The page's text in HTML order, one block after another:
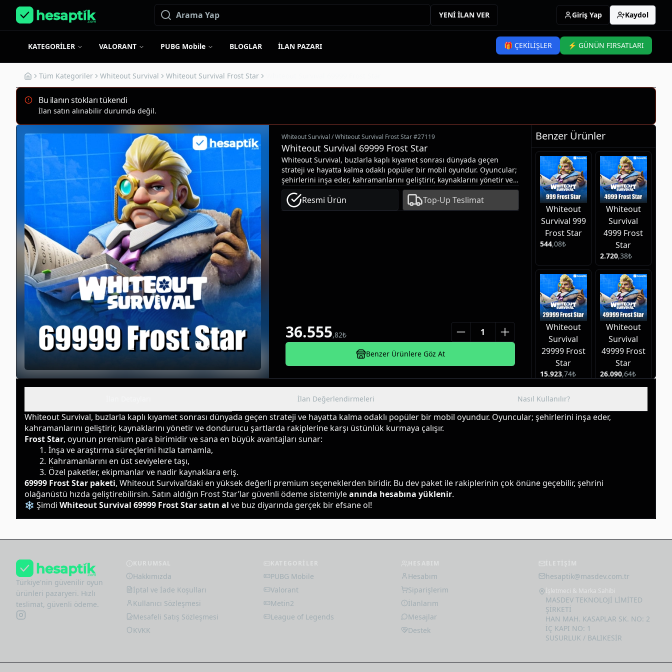
YENİ İLAN VER Giriş Yap Kaydol
KATEGORİLER VALORANT PUBG Mobile BLOGLAR İLAN PAZARI 🎁 ÇEKİLİŞLER ⚡ GÜNÜN FIRSATLARI
Tüm Kategoriler Whiteout Survival Whiteout Survival Frost Star
Bu ilanın stokları tükendi
İlan satın alınabilir durumda değil.
Whiteout Survival /Whiteout Survival Frost Star#27119
Whiteout Survival 69999 Frost Star
Whiteout Survival, buzlarla kaplı kıyamet sonrası dünyada geçen
strateji ve hayatta kalma odaklı popüler bir mobil oyundur. Oyuncular;
şehirlerini inşa eder, kahramanlarını geliştirir, kaynaklarını yönetir ve
dondurucu şartlarda rakiplerine karşı üstünlük kurmaya çalışır.Frost
Star, oyunun premium para birimidir ve sana en büyük avantajları
sunar:İnşa ve araştırma süreçlerini hızla tamamla,Kahramanlarını en
Resmi Ürün Top-Up Teslimat
36.555,82₺
Benzer Ürünlere Göz At
Benzer Ürünler
Whiteout
Survival 999
Frost Star
544,08₺
Whiteout
Survival
4999 Frost
Star
2.720,38₺
Whiteout
Survival
29999 Frost
Star
15.923,74₺
Whiteout
Survival
49999 Frost
Star
26.090,64₺
Star
İlan Değerlendirmeleri Nasıl Kullanılır?
Whiteout Survival, buzlarla kaplı kıyamet sonrası dünyada geçen strateji ve hayatta kalma odaklı popüler bir mobil oyundur. Oyuncular; şehirlerini inşa eder,
kahramanlarını geliştirir, kaynaklarını yönetir ve dondurucu şartlarda rakiplerine karşı üstünlük kurmaya çalışır.
Frost Star, oyunun premium para birimidir ve sana en büyük avantajları sunar:
İnşa ve araştırma süreçlerini hızla tamamla,
Kahramanlarını en üst seviyelere taşı,
Özel paketler, ekipmanlar ve nadir kaynaklara eriş.
69999 Frost Star paketi, Whiteout Survival’daki en yüksek değerli premium seçeneklerden biridir. Bu dev paket ile rakiplerinin çok önüne geçebilir, şehrini
olağanüstü hızda geliştirebilirsin. Satın aldığın Frost Star’lar güvenli ödeme sistemiyle anında hesabına yüklenir.
❄️ Şimdi Whiteout Survival 69999 Frost Star satın al ve buz diyarında gerçek bir efsane ol!
Türkiye'nin güvenilir oyun
ürünleri pazaryeri. Hızlı
teslimat, güvenli ödeme.
Hakkımızda
İptal ve İade Koşulları
Kullanıcı Sözleşmesi
Mesafeli Satış Sözleşmesi
KVKK
PUBG Mobile
Valorant
Metin2
League of Legends
Hesabım
Siparişlerim
İlanlarım
Mesajlar
Destek
hesaptik@masdev.com.tr
İşletmeci & Marka Sahibi
MASDEV TEKNOLOJİ LİMİTED
ŞİRKETİ
HAN MAH. KASAPLAR SK. NO: 2
İÇ KAPI NO: 1
SUSURLUK / BALIKESİR